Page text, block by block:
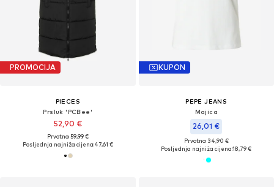
PROMOCIJA
PIECES
Prsluk 'PCBee'
52,90 €
Prvotno: 59,99 €
Posljednja najniža cijena:47,61 €
KUPON
PEPE JEANS
Majica
26,01 €
Prvotno: 34,90 €
Posljednja najniža cijena:18,79 €